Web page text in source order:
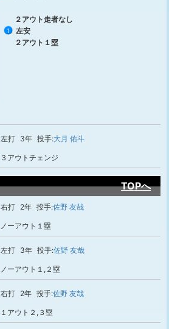
２アウト走者なし
1
左安
２アウト１塁
左打 3年 投手:大月 佑斗
３アウトチェンジ
TOPへ
右打 2年 投手:佐野 友哉
ノーアウト１塁
左打 3年 投手:佐野 友哉
ノーアウト１,２塁
右打 2年 投手:佐野 友哉
１アウト２,３塁